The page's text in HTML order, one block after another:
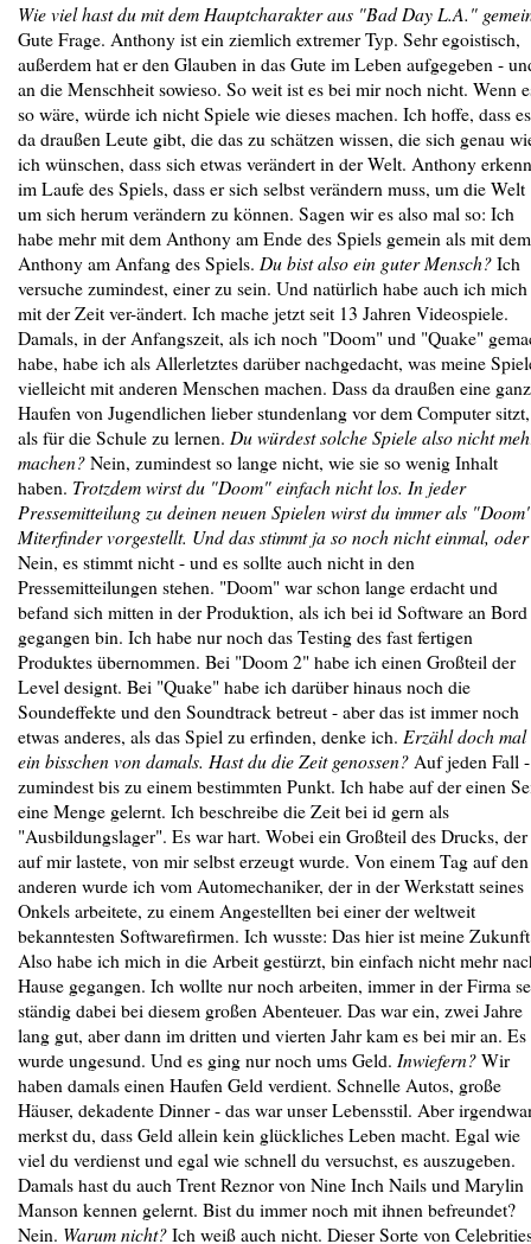
Wie viel hast du mit dem Hauptcharakter aus "Bad Day L.A."
Gute Frage. Anthony ist ein ziemlich extremer Typ. Sehr egoistisch,
außerdem hat er den Glauben in das Gute im Leben aufgegeben -
an die Menschheit sowieso. So weit ist es bei mir noch nicht. Wenn
so wäre, würde ich nicht Spiele wie dieses machen. Ich hoffe, dass es
da draußen Leute gibt, die das zu schätzen wissen, die sich genau
ich wünschen, dass sich etwas verändert in der Welt. Anthony
im Laufe des Spiels, dass er sich selbst verändern muss, um die Welt
um sich herum verändern zu können. Sagen wir es also mal so: Ich
habe mehr mit dem Anthony am Ende des Spiels gemein als mit dem
Anthony am Anfang des Spiels. Du bist also ein guter Mensch?Ich
versuche zumindest, einer zu sein. Und natürlich habe auch ich mich
mit der Zeit ver-ändert. Ich mache jetzt seit 13 Jahren Videospiele.
Damals, in der Anfangszeit, als ich noch "Doom" und "Quake"
habe, habe ich als Allerletztes darüber nachgedacht, was meine
vielleicht mit anderen Menschen machen. Dass da draußen eine
Haufen von Jugendlichen lieber stundenlang vor dem Computer sitzt,
als für die Schule zu lernen. Du würdest solche Spiele also nicht
machen?Nein, zumindest so lange nicht, wie sie so wenig Inhalt
haben. Trotzdem wirst du "Doom" einfach nicht los. In jeder
Pressemitteilung zu deinen neuen Spielen wirst du immer als
Miterfinder vorgestellt. Und das stimmt ja so noch nicht einmal,
Nein, es stimmt nicht - und es sollte auch nicht in den
Pressemitteilungen stehen. "Doom" war schon lange erdacht und
befand sich mitten in der Produktion, als ich bei id Software an Bord
gegangen bin. Ich habe nur noch das Testing des fast fertigen
Produktes übernommen. Bei "Doom 2" habe ich einen Großteil der
Level designt. Bei "Quake" habe ich darüber hinaus noch die
Soundeffekte und den Soundtrack betreut - aber das ist immer noch
etwas anderes, als das Spiel zu erfinden, denke ich. Erzähl doch mal
ein bisschen von damals. Hast du die Zeit genossen? Auf jeden Fall -
zumindest bis zu einem bestimmten Punkt. Ich habe auf der einen
eine Menge gelernt. Ich beschreibe die Zeit bei id gern als
"Ausbildungslager". Es war hart. Wobei ein Großteil des Drucks, der
auf mir lastete, von mir selbst erzeugt wurde. Von einem Tag auf den
anderen wurde ich vom Automechaniker, der in der Werkstatt seines
Onkels arbeitete, zu einem Angestellten bei einer der weltweit
bekanntesten Softwarefirmen. Ich wusste: Das hier ist meine
Also habe ich mich in die Arbeit gestürzt, bin einfach nicht mehr
Hause gegangen. Ich wollte nur noch arbeiten, immer in der Firma
ständig dabei bei diesem großen Abenteuer. Das war ein, zwei Jahre
lang gut, aber dann im dritten und vierten Jahr kam es bei mir an. Es
wurde ungesund. Und es ging nur noch ums Geld. Inwiefern?Wir
haben damals einen Haufen Geld verdient. Schnelle Autos, große
Häuser, dekadente Dinner - das war unser Lebensstil. Aber
merkst du, dass Geld allein kein glückliches Leben macht. Egal wie
viel du verdienst und egal wie schnell du versuchst, es auszugeben.
Damals hast du auch Trent Reznor von Nine Inch Nails und Marylin
Manson kennen gelernt. Bist du immer noch mit ihnen befreundet?
Nein. Warum nicht?Ich weiß auch nicht. Dieser Sorte von